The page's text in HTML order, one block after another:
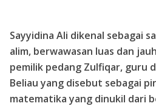
Sayyidina Ali dikenal sebagai
alim, berwawasan luas dan
pemilik pedang Zulfiqar, guru
Beliau yang disebut sebagai
matematika yang dinukil dari